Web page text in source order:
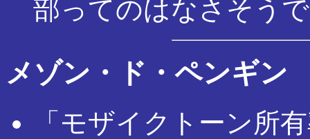
部ってのはなさそう
メゾン・ド・ペンギン
「モザイクトーン所